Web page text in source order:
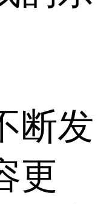
断发
更